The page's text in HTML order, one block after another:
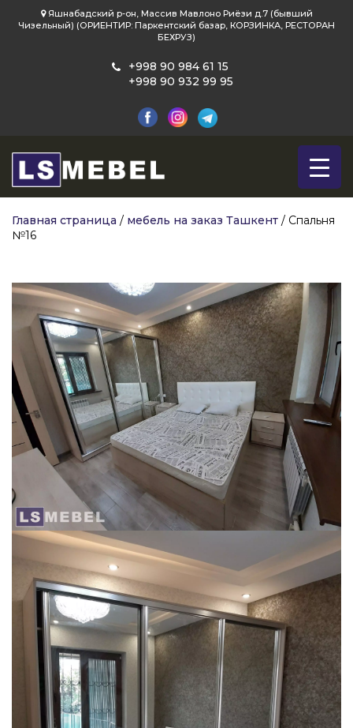
Яшнабадский р-он, Массив Мавлоно Риёзи д.7 (бывший
Чизельный) (ОРИЕНТИР: Паркентский базар, КОРЗИНКА, РЕСТОРАН
БЕХРУЗ)
+998 90 984 61 15
+998 90 932 99 95
Главная страница / мебель на заказ Ташкент / Спальня
№16